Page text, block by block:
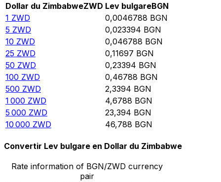
Dollar du ZimbabweZWD Lev bulgareBGN
1 ZWD 0,0046788 BGN
5 ZWD 0,023394 BGN
10 ZWD 0,046788 BGN
25 ZWD 0,11697 BGN
50 ZWD 0,23394 BGN
100 ZWD 0,46788 BGN
500 ZWD 2,3394 BGN
1 000 ZWD 4,6788 BGN
5 000 ZWD 23,394 BGN
10 000 ZWD 46,788 BGN
Convertir Lev bulgare en Dollar du Zimbabwe
Rate information of BGN/ZWD currency
pair